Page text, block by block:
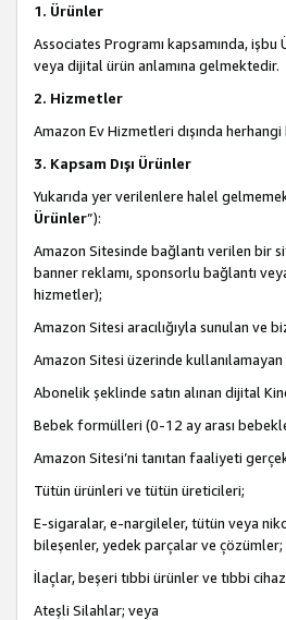
1. Ürünler
Associates Programı kapsamında,
veya dijital ürün anlamına gelmektedir.
2. Hizmetler
Amazon Ev Hizmetleri dışında
3. Kapsam Dışı Ürünler
Yukarıda yer verilenlere halel
Ürünler”):
Amazon Sitesinde bağlantı verilen bir
banner reklamı, sponsorlu bağlantı
hizmetler);
Amazon Sitesi aracılığıyla sunulan ve
Amazon Sitesi üzerinde
Abonelik şeklinde satın alınan dijital
Bebek formülleri (0-12 ay arası
Amazon Sitesi’ni tanıtan faaliyeti
Tütün ürünleri ve tütün üreticileri;
E-sigaralar, e-nargileler, tütün veya
bileşenler, yedek parçalar ve çözümler;
İlaçlar, beşeri tıbbi ürünler ve tıbbi
Ateşli Silahlar; veya